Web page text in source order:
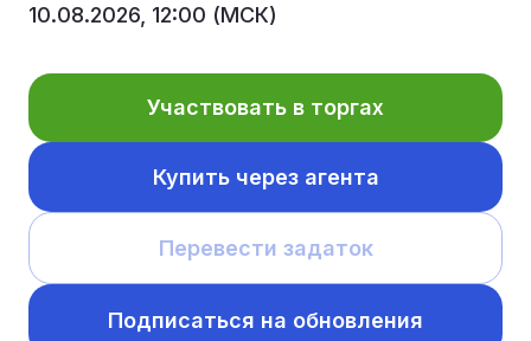
10.08.2026, 12:00 (МСК)
Участвовать в торгах
Купить через агента
Перевести задаток
Подписаться на обновления